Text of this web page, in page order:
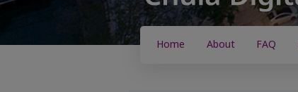
Home About FAQ